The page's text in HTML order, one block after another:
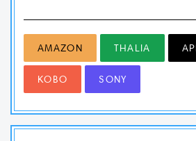
AMAZON THALIA
KOBO SONY